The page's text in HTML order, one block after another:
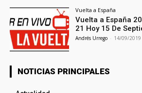
Vuelta a España
Vuelta a España
21 Hoy 15 De
Andrés Urrego - 14/09/2019
NOTICIAS PRINCIPALES